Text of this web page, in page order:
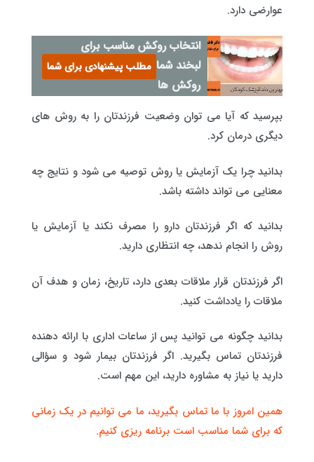
عوارضی دارد.
انتخاب روکش مناسب برای
لبخند شما با انواع موقت
روکش ها
مطلب پیشنهادی برای شما
بپرسید که آیا می توان وضعیت فرزندتان را به روش های
دیگری درمان کرد.
بدانید چرا یک آزمایش یا روش توصیه می شود و نتایج چه
معنایی می تواند داشته باشد.
بدانید که اگر فرزندتان دارو را مصرف نکند یا آزمایش یا
روش را انجام ندهد، چه انتظاری دارید.
اگر فرزندتان قرار ملاقات بعدی دارد، تاریخ، زمان و هدف آن
ملاقات را یادداشت کنید.
بدانید چگونه می توانید پس از ساعات اداری با ارائه دهنده
فرزندتان تماس بگیرید. اگر فرزندتان بیمار شود و سؤالی
دارید یا نیاز به مشاوره دارید، این مهم است.
همین امروز با ما تماس بگیرید، ما می توانیم در یک زمانی
که برای شما مناسب است برنامه ریزی کنیم.